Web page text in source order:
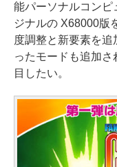
能パーソナルコンピ
ジナルの X68000版
度調整と新要素を
ったモードも追加
目したい。